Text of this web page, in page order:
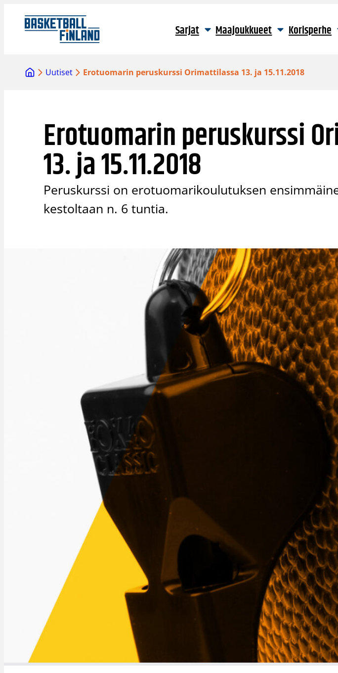
sisältöön
Sarjat Maajoukkueet Korisperhe
Uutiset Erotuomarin peruskurssi Orimattilassa 13. ja 15.11.2018
Erotuomarin peruskurssi
13. ja 15.11.2018
Peruskurssi on erotuomarikoulutuksen
kestoltaan n. 6 tuntia.